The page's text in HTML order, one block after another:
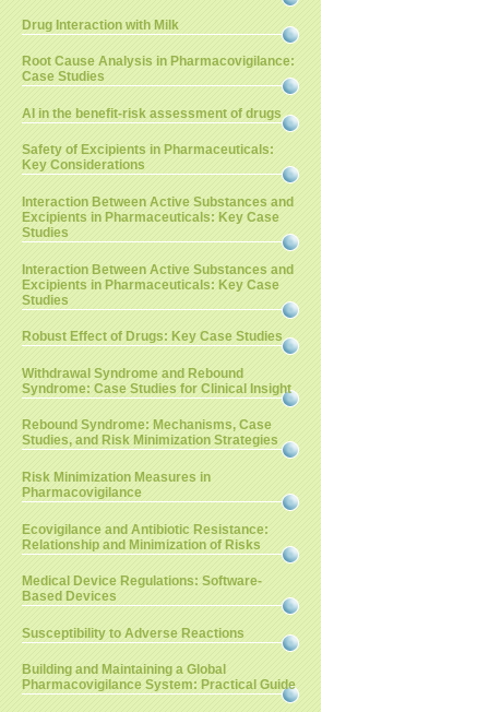
Drug Interaction with Milk
Root Cause Analysis in Pharmacovigilance:
Case Studies
AI in the benefit-risk assessment of drugs
Safety of Excipients in Pharmaceuticals:
Key Considerations
Interaction Between Active Substances and
Excipients in Pharmaceuticals: Key Case
Studies
Interaction Between Active Substances and
Excipients in Pharmaceuticals: Key Case
Studies
Robust Effect of Drugs: Key Case Studies
Withdrawal Syndrome and Rebound
Syndrome: Case Studies for Clinical Insight
Rebound Syndrome: Mechanisms, Case
Studies, and Risk Minimization Strategies
Risk Minimization Measures in
Pharmacovigilance
Ecovigilance and Antibiotic Resistance:
Relationship and Minimization of Risks
Medical Device Regulations: Software-
Based Devices
Susceptibility to Adverse Reactions
Building and Maintaining a Global
Pharmacovigilance System: Practical Guide